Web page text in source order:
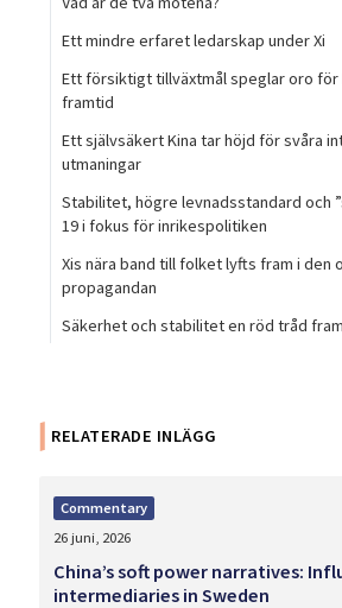
Ett mindre erfaret ledarskap under Xi
Ett försiktigt tillväxtmål speglar oro för
framtid
Ett självsäkert Kina tar höjd för svåra
utmaningar
Stabilitet, högre levnadsstandard och
19 i fokus för inrikespolitiken
Xis nära band till folket lyfts fram i den
propagandan
Säkerhet och stabilitet en röd tråd
RELATERADE INLÄGG
Commentary
26 juni, 2026
China’s soft power narratives:
intermediaries in Sweden